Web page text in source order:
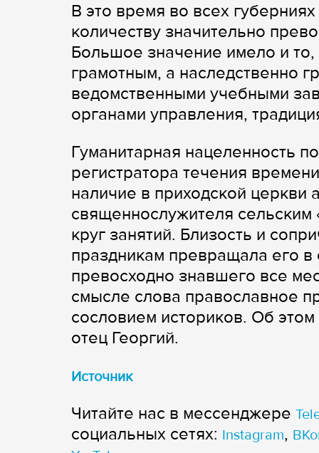
В это время во всех
количеству значительно
Большое значение имело и
грамотным, а наследственно
ведомственными учебными
органами управления,
Гуманитарная нацеленность
регистратора течения
наличие в приходской церкви
священнослужителя сельским
круг занятий. Близость и
праздникам превращала его
превосходно знавшего все
смысле слова православное
сословием историков. Об
отец Георгий.
Источник
Читайте нас в мессенджере
cоциальных сетях: Instagram,